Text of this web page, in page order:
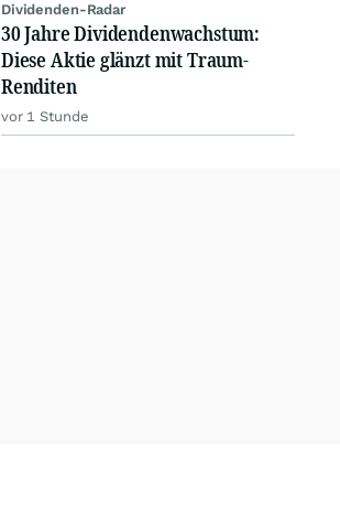
Dividenden-Radar
30 Jahre Dividendenwachstum:
Diese Aktie glänzt mit Traum-
Renditen
vor 1 Stunde